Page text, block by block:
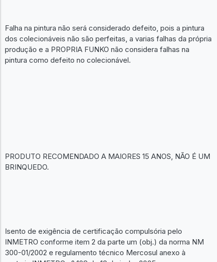
Falha na pintura não será considerado defeito, pois a pintura
dos colecionáveis não são perfeitas, a varias falhas da própria
produção e a PROPRIA FUNKO não considera falhas na
pintura como defeito no colecionável.
PRODUTO RECOMENDADO A MAIORES 15 ANOS, NÃO É UM
BRINQUEDO.
Isento de exigência de certificação compulsória pelo
INMETRO conforme item 2 da parte um (obj.) da norma NM
300-01/2002 e regulamento técnico Mercosul anexo à